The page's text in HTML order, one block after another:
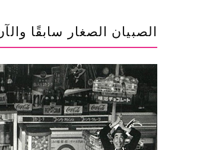
الصبيان الصغار سابقًا